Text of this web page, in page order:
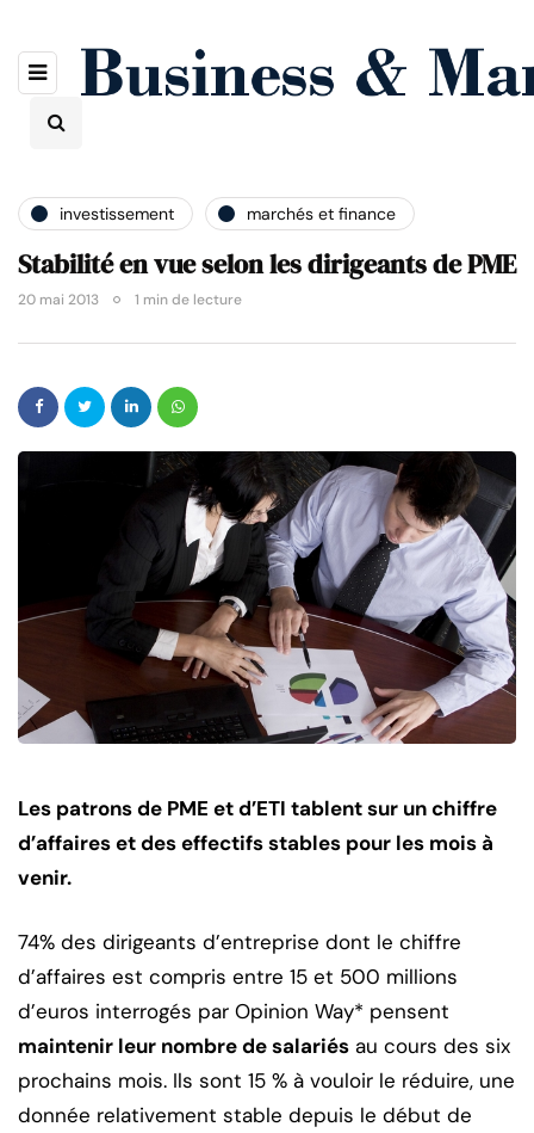
investissement marchés et finance
Stabilité en vue selon les dirigeants de PME
20 mai 2013 1 min de lecture
Les patrons de PME et d’ETI tablent sur un chiffre
d’affaires et des effectifs stables pour les mois à
venir.
74% des dirigeants d’entreprise dont le chiffre
d’affaires est compris entre 15 et 500 millions
d’euros interrogés par Opinion Way* pensent
maintenir leur nombre de salariés au cours des six
prochains mois. Ils sont 15 % à vouloir le réduire, une
donnée relativement stable depuis le début de